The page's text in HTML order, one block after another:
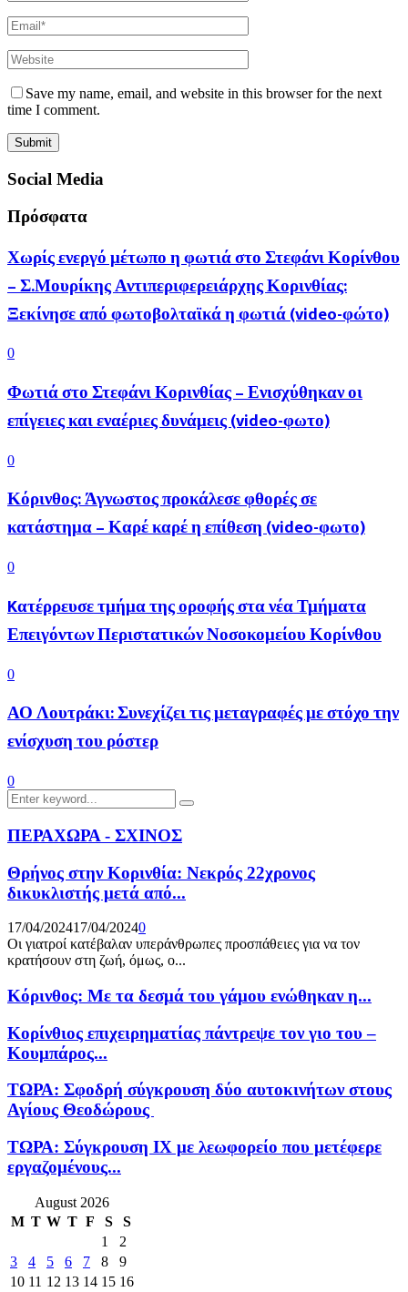
Save my name, email, and website in this browser for the next
time I comment.
Social Media
Πρόσφατα
Χωρίς ενεργό μέτωπο η φωτιά στο Στεφάνι Κορίνθου
– Σ.Μουρίκης Αντιπεριφερειάρχης Κορινθίας:
Ξεκίνησε από φωτοβολταϊκά η φωτιά (video-φώτο)
0
Φωτιά στο Στεφάνι Κορινθίας – Ενισχύθηκαν οι
επίγειες και εναέριες δυνάμεις (video-φωτο)
0
Κόρινθος: Άγνωστος προκάλεσε φθορές σε
κατάστημα – Καρέ καρέ η επίθεση (video-φωτο)
0
Kατέρρευσε τμήμα της οροφής στα νέα Τμήματα
Επειγόντων Περιστατικών Νοσοκομείου Κορίνθου
0
ΑΟ Λουτράκι: Συνεχίζει τις μεταγραφές με στόχο την
ενίσχυση του ρόστερ
0
Search
for:
Search
ΠΕΡΑΧΩΡΑ - ΣΧΙΝΟΣ
Θρήνος στην Κορινθία: Νεκρός 22χρονος
δικυκλιστής μετά από...
17/04/202417/04/20240
Οι γιατροί κατέβαλαν υπεράνθρωπες προσπάθειες για να τον
κρατήσουν στη ζωή, όμως, ο...
Κόρινθος: Με τα δεσμά του γάμου ενώθηκαν η...
Κορίνθιος επιχειρηματίας πάντρεψε τον γιο του –
Κουμπάρος...
ΤΩΡΑ: Σφοδρή σύγκρουση δύο αυτοκινήτων στους
Αγίους Θεοδώρους
ΤΩΡΑ: Σύγκρουση ΙΧ με λεωφορείο που μετέφερε
εργαζομένους...
August 2026
M T W T F S
S
1
2
3
4 5 6 7 8
9
10 11 12 13 14 15 16